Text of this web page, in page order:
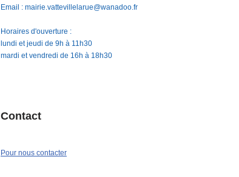
Email : mairie.vattevillelarue@wanadoo.fr
Horaires d'ouverture :
lundi et jeudi de 9h à 11h30
mardi et vendredi de 16h à 18h30
Contact
Pour nous contacter